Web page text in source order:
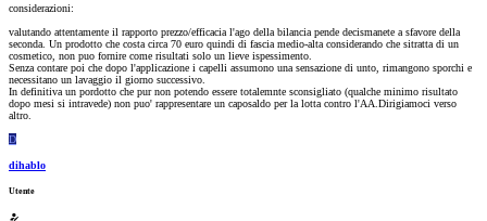
considerazioni:
valutando attentamente il rapporto prezzo/efficacia l'ago della bilancia pende decismanete a sfavore della
seconda. Un prodotto che costa circa 70 euro quindi di fascia medio-alta considerando che sitratta di un
cosmetico, non puo fornire come risultati solo un lieve ispessimento.
Senza contare poi che dopo l'applicazione i capelli assumono una sensazione di unto, rimangono sporchi e
necessitano un lavaggio il giorno successivo.
In definitiva un pordotto che pur non potendo essere totalemnte sconsigliato (qualche minimo risultato
dopo mesi si intravede) non puo' rappresentare un caposaldo per la lotta contro l'AA.Dirigiamoci verso
altro.
D
dihablo
Utente